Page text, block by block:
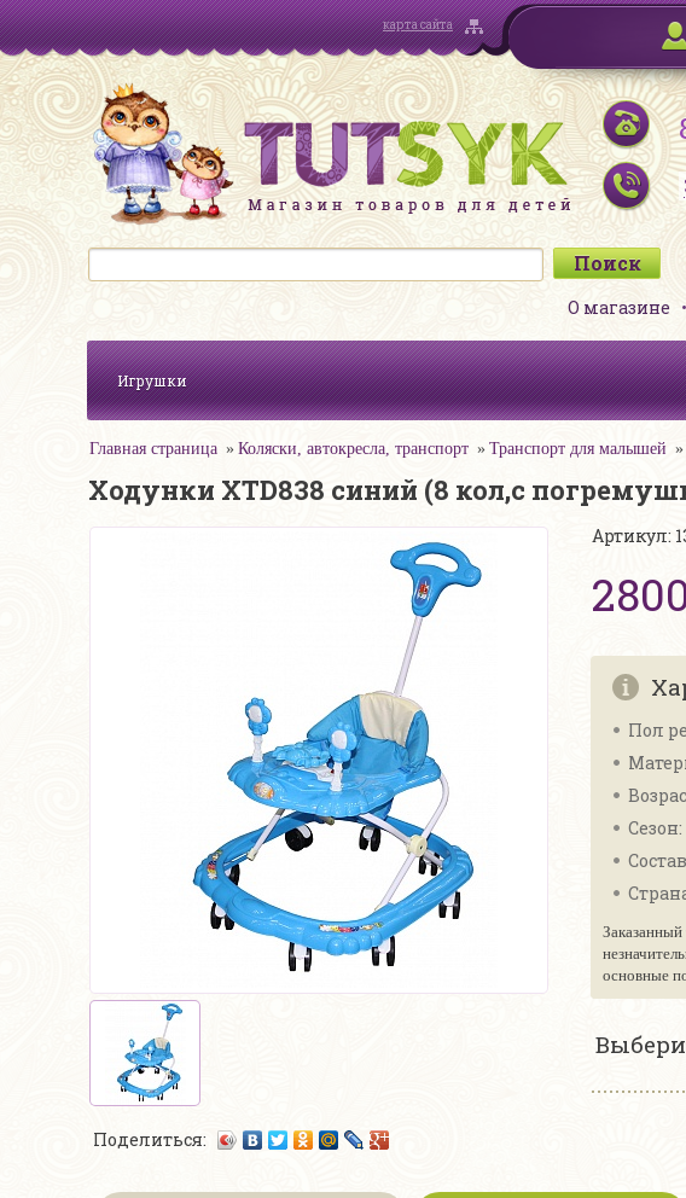
карта сайта
О магазине
Игрушки
Главная страница Коляски, автокресла, транспорт Транспорт для малышей
Ходунки XTD838 синий (8 кол,с
Поделиться:
Артикул:
Пол
Заказанный
основные